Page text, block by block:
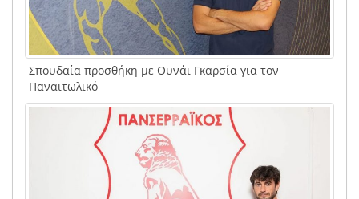
Σπουδαία προσθήκη με Ουνάι Γκαρσία για τον
Παναιτωλικό